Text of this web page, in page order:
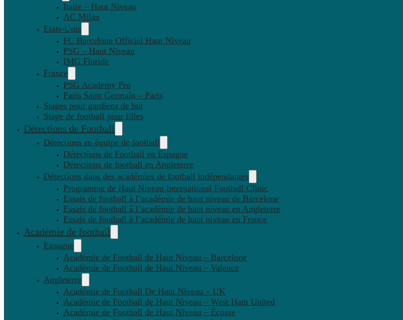
Italie – Haut Niveau
AC Milan
Etats-Unis
FC Barcelone Officiel Haut Niveau
PSG – Haut Niveau
IMG Floride
France
PSG Academy Pro
Paris Saint Germain – Paris
Stages pour gardiens de but
Stage de football pour filles
Détections de Football
Détections en équipe de football
Détections de Football en Espagne
Détections de football en Angleterre
Détections dans des académies de football indépendantes
Programme de Haut Niveau International Football Clinic
Essais de football à l’académie de haut niveau de Barcelone
Essais de football à l’académie de haut niveau en Angleterre
Essais de football à l’académie de haut niveau en France
Académie de football
Espagne
Académie de Football de Haut Niveau – Barcelone
Académie de Football de Haut Niveau – Valence
Angleterre
Académie de Football De Haut Niveau – UK
Académie de Football de Haut Niveau – West Ham United
Académie de Football de Haut Niveau – Écosse